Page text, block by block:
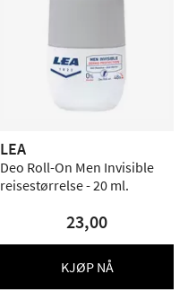
LEA
Deo Roll-On Men Invisible
reisestørrelse - 20 ml.
23,00
KJØP NÅ